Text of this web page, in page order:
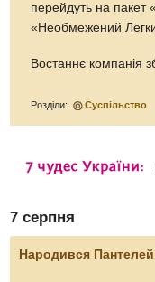
перейдуть на пакет
«Необмежений
Востаннє компанія
Розділи: Суспільство
7 серпня
Народився